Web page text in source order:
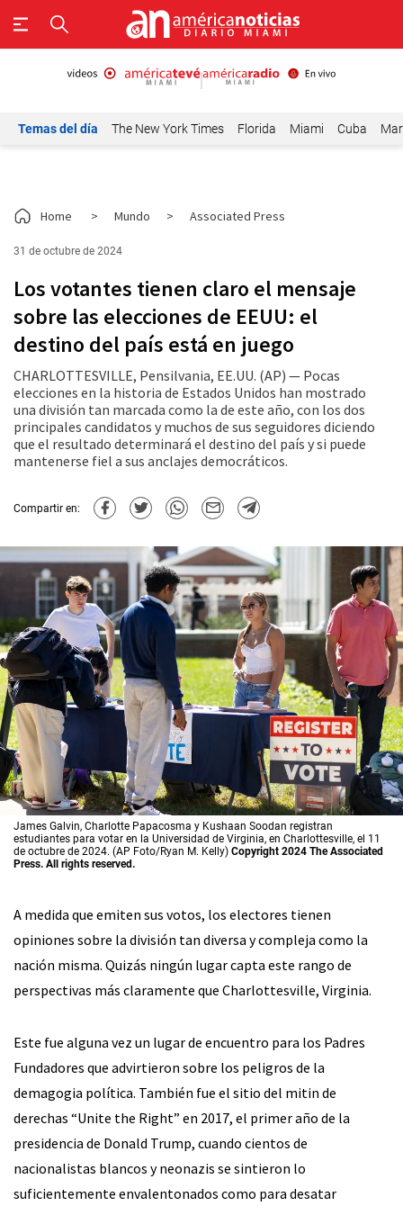
Temas del día The New York Times Florida Miami Cuba
Home > Mundo > Associated Press
31 de octubre de 2024
Los votantes tienen claro el mensaje
sobre las elecciones de EEUU: el
destino del país está en juego
CHARLOTTESVILLE, Pensilvania, EE.UU. (AP) — Pocas
elecciones en la historia de Estados Unidos han mostrado
una división tan marcada como la de este año, con los dos
principales candidatos y muchos de sus seguidores diciendo
que el resultado determinará el destino del país y si puede
mantenerse fiel a sus anclajes democráticos.
Compartir en:
James Galvin, Charlotte Papacosma y Kushaan Soodan registran
estudiantes para votar en la Universidad de Virginia, en Charlottesville, el 11
de octubre de 2024. (AP Foto/Ryan M. Kelly) Copyright 2024 The Associated
Press. All rights reserved.
A medida que emiten sus votos, los electores tienen
opiniones sobre la división tan diversa y compleja como la
nación misma. Quizás ningún lugar capta este rango de
perspectivas más claramente que Charlottesville, Virginia.
Este fue alguna vez un lugar de encuentro para los Padres
Fundadores que advirtieron sobre los peligros de la
demagogia política. También fue el sitio del mitin de
derechas “Unite the Right” en 2017, el primer año de la
presidencia de Donald Trump, cuando cientos de
nacionalistas blancos y neonazis se sintieron lo
suficientemente envalentonados como para desatar